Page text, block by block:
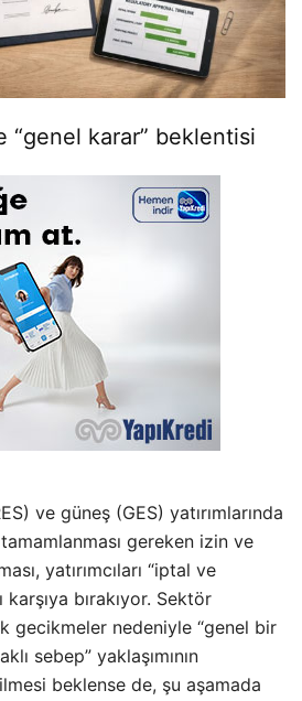
“genel karar” beklentisi
ve güneş (GES) yatırımlarında
gereken izin ve
yatırımcıları “iptal ve
bırakıyor. Sektör
gecikmeler nedeniyle “genel bir
sebep” yaklaşımının
beklense de, şu aşamada